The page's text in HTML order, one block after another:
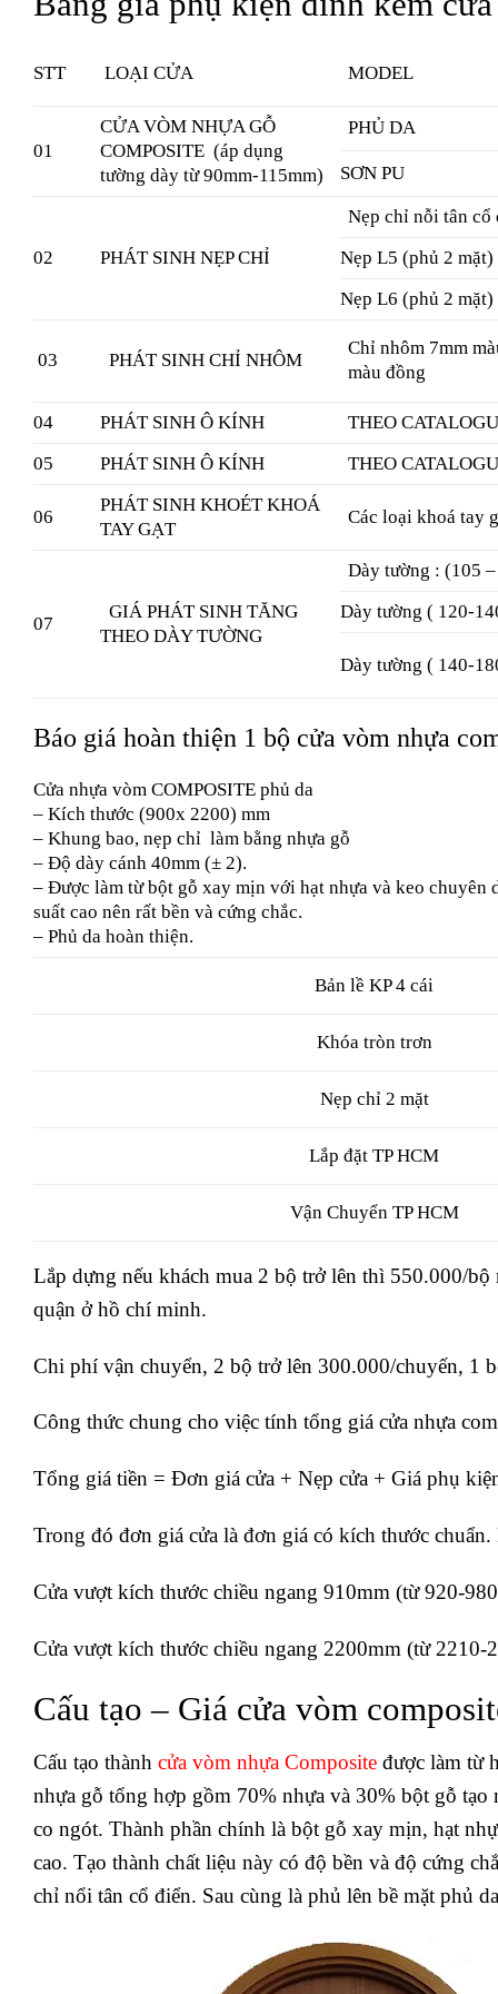
STT LOẠI CỬA MODEL
01
CỬA VÒM NHỰA GỖ
COMPOSITE (áp dụng
tường dày từ 90mm-115mm)
PHỦ DA
SƠN PU
02 PHÁT SINH NẸP CHỈ
Nẹp chỉ nỗi tân cổ
Nẹp L5 (phủ 2 mặt)
Nẹp L6 (phủ 2 mặt)
03 PHÁT SINH CHỈ NHÔM
Chỉ nhôm 7mm
màu đồng
04 PHÁT SINH Ô KÍNH
THEO
05
PHÁT SINH Ô KÍNH THEO
06
PHÁT SINH KHOÉT KHOÁ
TAY GẠT
Các loại khoá tay
07
GIÁ PHÁT SINH TĂNG
THEO DÀY TƯỜNG
Dày tường : (105
Dày tường ( 120-
Dày tường ( 140-
Báo giá hoàn thiện 1 bộ cửa vòm nhựa
Cửa nhựa vòm COMPOSITE phủ da
– Kích thước (900x 2200) mm
– Khung bao, nẹp chỉ làm bằng nhựa gỗ
– Độ dày cánh 40mm (± 2).
– Được làm từ bột gỗ xay mịn với hạt nhựa và keo chuyên
suất cao nên rất bền và cứng chắc.
– Phủ da hoàn thiện.
Bản lề KP 4 cái
Khóa tròn trơn
Nẹp chỉ 2 mặt
Lắp đặt TP HCM
Vận Chuyển TP HCM
Lắp dựng nếu khách mua 2 bộ trở lên thì 550.000/
quận ở hồ chí minh.
Chi phí vận chuyển, 2 bộ trở lên 300.000/chuyến, 1
Công thức chung cho việc tính tổng giá cửa nhựa
Tổng giá tiền = Đơn giá cửa + Nẹp cửa + Giá phụ
Trong đó đơn giá cửa là đơn giá có kích thước
Cửa vượt kích thước chiều ngang 910mm (từ 920-
Cửa vượt kích thước chiều ngang 2200mm (từ 2210-
Cấu tạo – Giá cửa vòm
Cấu tạo thành cửa vòm nhựa Composite được làm từ
nhựa gỗ tổng hợp gồm 70% nhựa và 30% bột gỗ
co ngót. Thành phần chính là bột gỗ xay mịn, hạt
cao. Tạo thành chất liệu này có độ bền và độ cứng
chỉ nổi tân cổ điển. Sau cùng là phủ lên bề mặt phủ